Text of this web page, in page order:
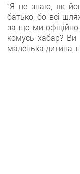
“Я не знаю, як
батько, бо всі
за що ми
комусь хабар? Ви
маленька дитина,